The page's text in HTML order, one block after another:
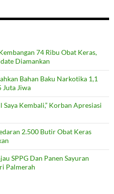
74 Ribu Obat Keras,
Diamankan
Bahan Baku Narkotika 1,1
Juta Jiwa
Saya Kembali,” Korban Apresiasi
2.500 Butir Obat Keras
SPPG Dan Panen Sayuran
Palmerah